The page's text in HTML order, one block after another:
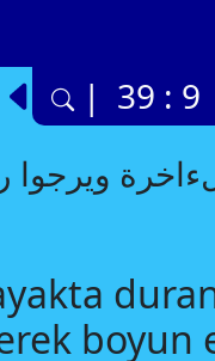
| 39 : 9
boyun